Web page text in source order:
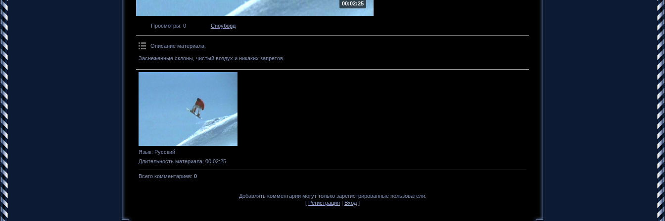
00:02:25
Просмотры: 0 Сноуборд
Описание материала:
Заснеженные склоны, чистый воздух и никаких запретов.
Язык: Русский
Длительность материала: 00:02:25
Всего комментариев: 0
Добавлять комментарии могут только зарегистрированные пользователи.
[ Регистрация | Вход ]